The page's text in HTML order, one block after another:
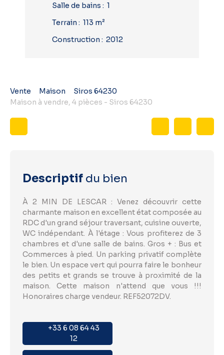
Salle de bains : 1
Terrain : 113 m²
Construction : 2012
Vente Maison
Siros 64230
Maison à vendre, 4 pièces - Siros 64230
Descriptif du bien
À 2 MIN DE LESCAR : Venez découvrir cette
charmante maison en excellent état composée au
RDC d'un grand séjour traversant, cuisine ouverte,
WC indépendant. À l'étage : Vous profiterez de 3
chambres et d'une salle de bains. Gros + : Bus et
Commerces à pied. Un parking privatif complète
le bien. Un espace vert qui pourra faire le bonheur
des petits et grands se trouve à proximité de la
maison. Cette maison n'attend que vous !!!
Honoraires charge vendeur. REF52072DV.
+33 6 08 64 43
12